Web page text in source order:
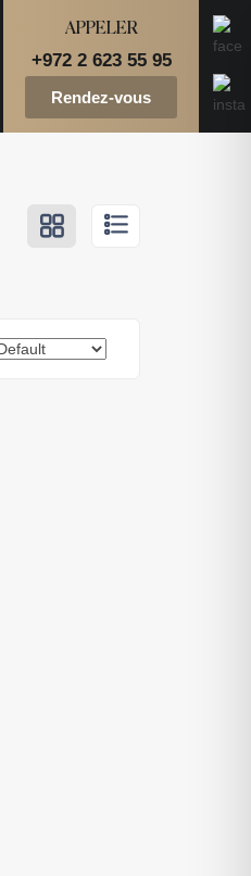
APPELER
+972 2 623 55 95
Rendez-vous